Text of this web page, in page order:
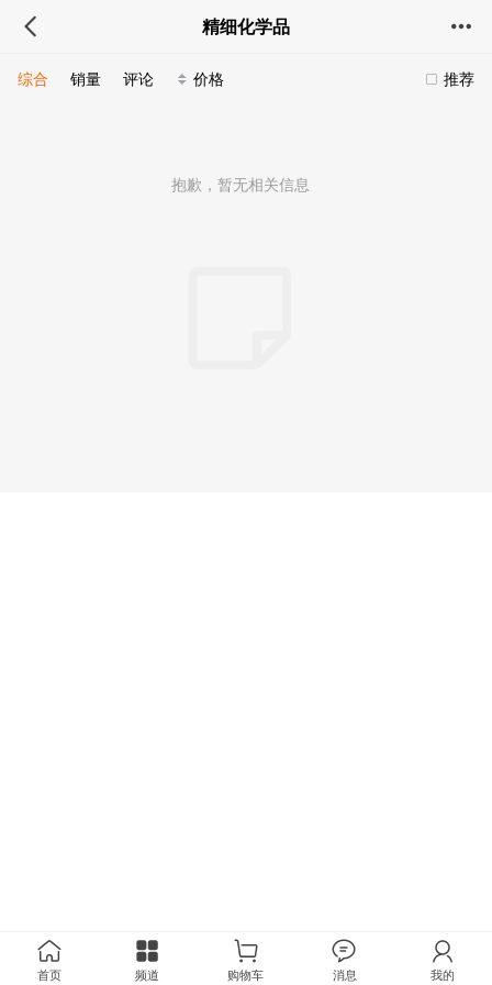
精细化学品
推荐
综合 销量 评论 价格
抱歉，暂无相关信息
首页 频道 购物车 消息 我的